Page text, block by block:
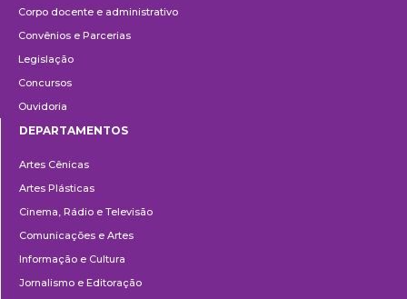
Corpo docente e administrativo
Convênios e Parcerias
Legislação
Concursos
Ouvidoria
DEPARTAMENTOS
Artes Cênicas
Artes Plásticas
Cinema, Rádio e Televisão
Comunicações e Artes
Informação e Cultura
Jornalismo e Editoração